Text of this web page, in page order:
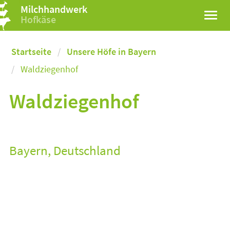
Milchhandwerk
Hofkäse
Startseite
Unsere Höfe in Bayern
Waldziegenhof
Waldziegenhof
Bayern, Deutschland